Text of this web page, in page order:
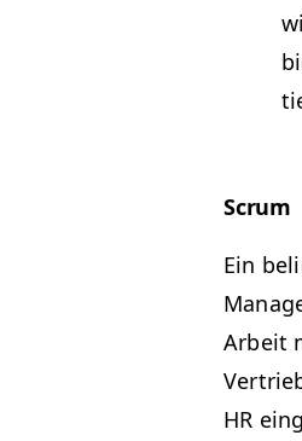
Scrum
Ein
Arbeit
HR